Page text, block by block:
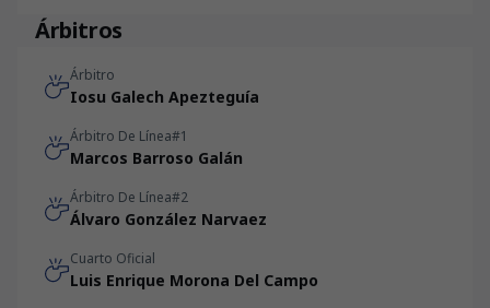
Árbitros
Árbitro
Iosu Galech Apezteguía
Árbitro De Línea#1
Marcos Barroso Galán
Árbitro De Línea#2
Álvaro González Narvaez
Cuarto Oficial
Luis Enrique Morona Del Campo